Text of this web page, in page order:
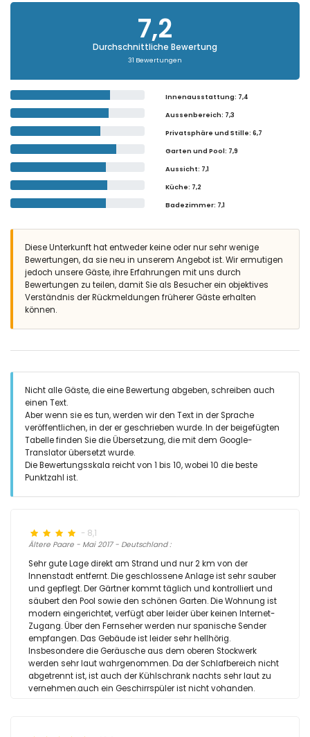
7,2
Durchschnittliche Bewertung
31 Bewertungen
Innenausstattung: 7,4
Aussenbereich: 7,3
Privatsphäre und Stille: 6,7
Garten und Pool: 7,9
Aussicht: 7,1
Küche: 7,2
Badezimmer: 7,1
Diese Unterkunft hat entweder keine oder nur sehr wenige
Bewertungen, da sie neu in unserem Angebot ist. Wir ermutigen
jedoch unsere Gäste, ihre Erfahrungen mit uns durch
Bewertungen zu teilen, damit Sie als Besucher ein objektives
Verständnis der Rückmeldungen früherer Gäste erhalten
können.
Nicht alle Gäste, die eine Bewertung abgeben, schreiben auch
einen Text.
Aber wenn sie es tun, werden wir den Text in der Sprache
veröffentlichen, in der er geschrieben wurde. In der beigefügten
Tabelle finden Sie die Übersetzung, die mit dem Google-
Translator übersetzt wurde.
Die Bewertungsskala reicht von 1 bis 10, wobei 10 die beste
Punktzahl ist.
- 8,1
Ältere Paare - Mai 2017 - Deutschland :
Sehr gute Lage direkt am Strand und nur 2 km von der
Innenstadt entfernt. Die geschlossene Anlage ist sehr sauber
und gepflegt. Der Gärtner kommt täglich und kontrolliert und
säubert den Pool sowie den schönen Garten. Die Wohnung ist
modern eingerichtet, verfügt aber leider über keinen Internet-
Zugang. Über den Fernseher werden nur spanische Sender
empfangen. Das Gebäude ist leider sehr hellhörig.
Insbesondere die Geräusche aus dem oberen Stockwerk
werden sehr laut wahrgenommen. Da der Schlafbereich nicht
abgetrennt ist, ist auch der Kühlschrank nachts sehr laut zu
vernehmen.auch ein Geschirrspüler ist nicht vohanden.